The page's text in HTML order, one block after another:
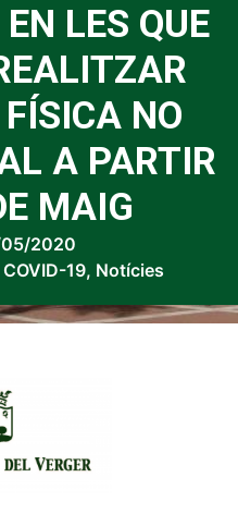
LES QUE
NO
A PARTIR
MAIG
2020
19, Notícies